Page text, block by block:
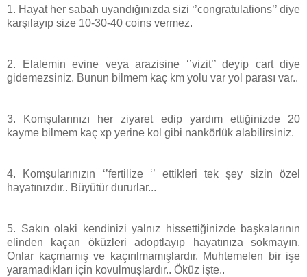
1. Hayat her sabah uyandığınızda sizi ‘’congratulations’’ diye
karşılayıp size 10-30-40 coins vermez.
2. Elalemin evine veya arazisine ‘’vizit’’ deyip cart diye
gidemezsiniz. Bunun bilmem kaç km yolu var yol parası var..
3. Komşularınızı her ziyaret edip yardım ettiğinizde 20
kayme bilmem kaç xp yerine kol gibi nankörlük alabilirsiniz.
4. Komşularınızın ‘’fertilize ‘’ ettikleri tek şey sizin özel
hayatınızdır.. Büyütür dururlar...
5. Sakın olaki kendinizi yalnız hissettiğinizde başkalarının
elinden kaçan öküzleri adoptlayıp hayatınıza sokmayın.
Onlar kaçmamış ve kaçırılmamışlardır. Muhtemelen bir işe
yaramadıkları için kovulmuşlardır.. Öküz işte..